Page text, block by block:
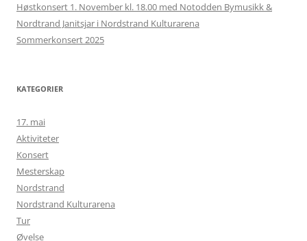
Høstkonsert 1. November kl. 18.00 med Notodden Bymusikk &
Nordtrand Janitsjar i Nordstrand Kulturarena
Sommerkonsert 2025
KATEGORIER
17. mai
Aktiviteter
Konsert
Mesterskap
Nordstrand
Nordstrand Kulturarena
Tur
Øvelse